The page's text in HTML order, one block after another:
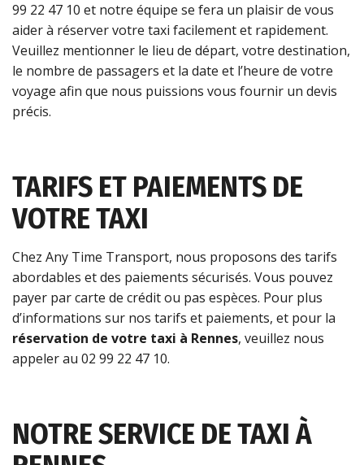
99 22 47 10 et notre équipe se fera un plaisir de vous
aider à réserver votre taxi facilement et rapidement.
Veuillez mentionner le lieu de départ, votre destination,
le nombre de passagers et la date et l’heure de votre
voyage afin que nous puissions vous fournir un devis
précis.
TARIFS ET PAIEMENTS DE
VOTRE TAXI
Chez Any Time Transport, nous proposons des tarifs
abordables et des paiements sécurisés. Vous pouvez
payer par carte de crédit ou pas espèces. Pour plus
d’informations sur nos tarifs et paiements, et pour la
réservation de votre taxi à Rennes, veuillez nous
appeler au 02 99 22 47 10.
NOTRE SERVICE DE TAXI À